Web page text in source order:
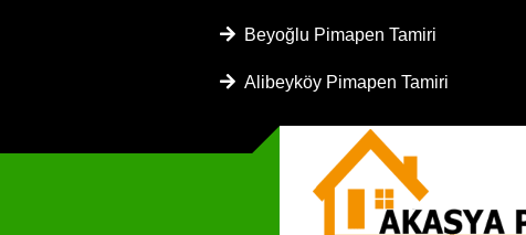
Beyoğlu Pimapen Tamiri
Alibeyköy Pimapen Tamiri